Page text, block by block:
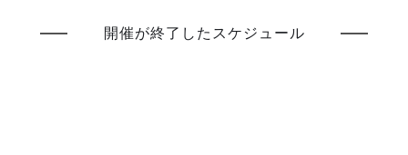
開催が終了したスケジュール